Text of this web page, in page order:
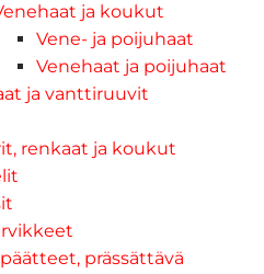
ja koukut
Vene- ja poijuhaat
Venehaat ja poijuhaat
ja vanttiruuvit
renkaat ja koukut
prässättävä